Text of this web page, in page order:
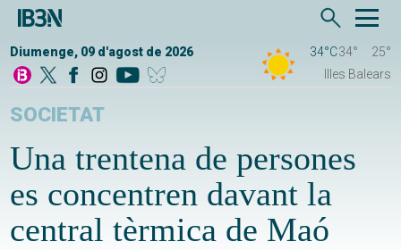
Diumenge, 09 d'agost de 2026 34°C34°
25°
Illes Balears
SOCIETAT
Una trentena de persones
es concentren davant la
central tèrmica de Maó